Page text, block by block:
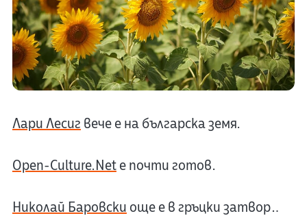
Лари Лесиг вече е на българска земя.
Open-Culture.Netе почти готов.
Николай Баровски още е в гръцки затвор…